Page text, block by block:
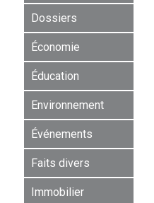
Dossiers
Économie
Éducation
Environnement
Événements
Faits divers
Immobilier